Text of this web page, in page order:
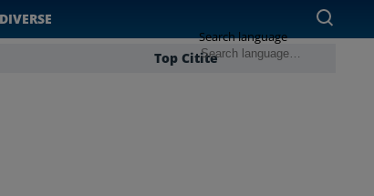
DIVERSE
Top Citite
Search language